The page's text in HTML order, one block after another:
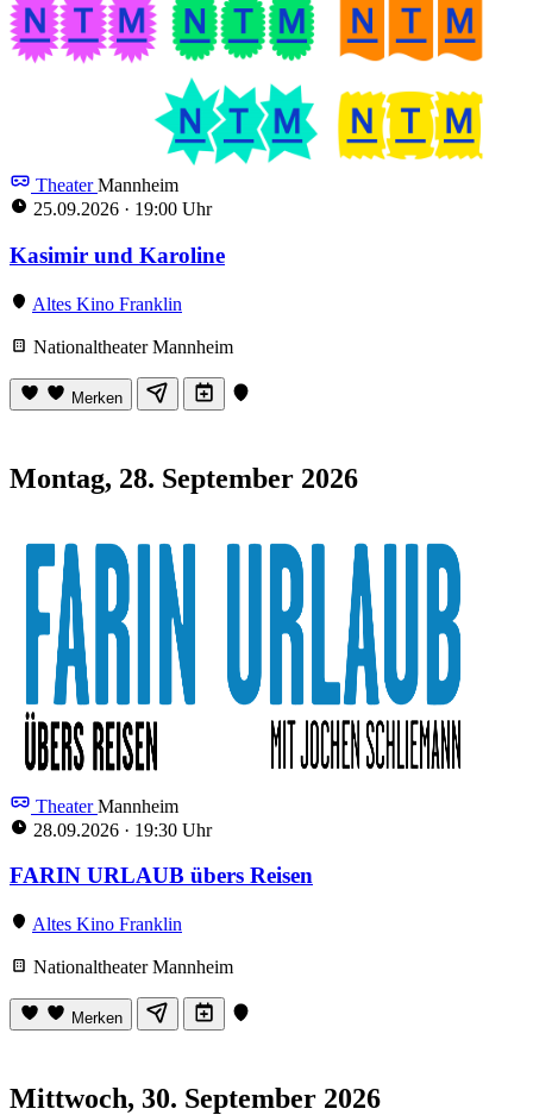
TheaterMannheim
25.09.2026 · 19:00 Uhr
Kasimir und Karoline
Altes Kino Franklin
Nationaltheater Mannheim
Merken
Montag, 28. September 2026
TheaterMannheim
28.09.2026 · 19:30 Uhr
FARIN URLAUB übers Reisen
Altes Kino Franklin
Nationaltheater Mannheim
Merken
Mittwoch, 30. September 2026